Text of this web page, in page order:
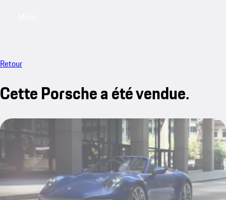
Retour
Cette Porsche a été vendue.
vendu